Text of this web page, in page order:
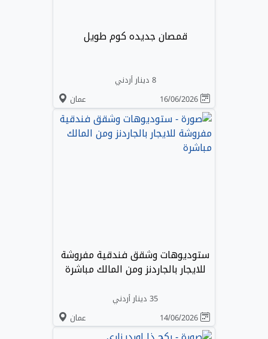
قمصان جديده كوم طويل
8 دينار أردني
عمان
ستوديوهات وشقق فندقية مفروشة
للايجار بالجاردنز ومن المالك مباشرة
35 دينار أردني
عمان